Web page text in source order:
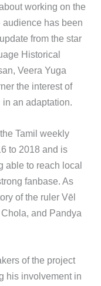
working on the
has been
from the star
Historical
Veera Yuga
the interest of
an adaptation.
Tamil weekly
to 2018 and is
able to reach local
fanbase. As
of the ruler Vēl
and Pandya
of the project
his involvement in